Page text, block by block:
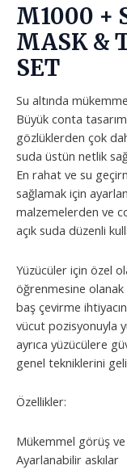
M1000 +
MASK &
SET
Su altında
Büyük conta
gözlüklerden çok
suda üstün netlik
En rahat ve su
sağlamak için
malzemelerden ve
açık suda düzenli
Yüzücüler için özel
öğrenmesine olanak
baş çevirme
vücut pozisyonuyla
ayrıca yüzücülere
genel tekniklerini
Özellikler:
Mükemmel görüş
Ayarlanabilir askılar